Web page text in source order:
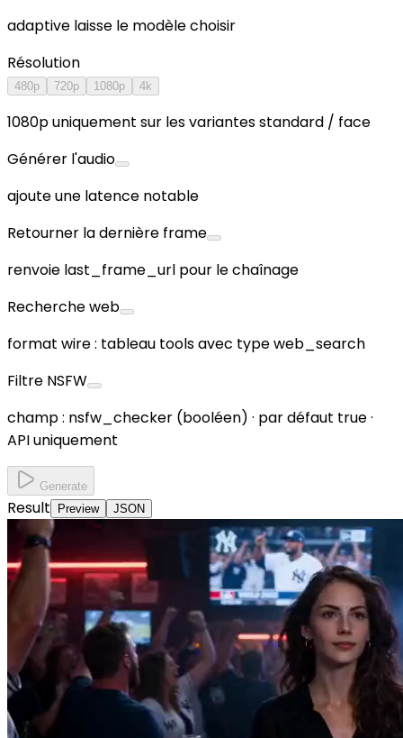
adaptive laisse le modèle choisir
Résolution
480p 720p 1080p 4k
1080p uniquement sur les variantes standard / face
Générer l'audio
ajoute une latence notable
Retourner la dernière frame
renvoie last_frame_url pour le chaînage
Recherche web
format wire : tableau tools avec type web_search
Filtre NSFW
champ : nsfw_checker (booléen) · par défaut true ·
API uniquement
Generate
Result Preview JSON